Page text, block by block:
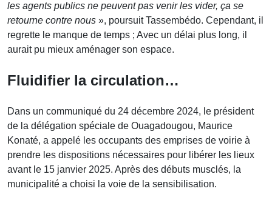
les agents publics ne peuvent pas venir les vider, ça se
retourne contre nous », poursuit Tassembédo. Cependant, il
regrette le manque de temps ; Avec un délai plus long, il
aurait pu mieux aménager son espace.
Fluidifier la circulation…
Dans un communiqué du 24 décembre 2024, le président
de la délégation spéciale de Ouagadougou, Maurice
Konaté, a appelé les occupants des emprises de voirie à
prendre les dispositions nécessaires pour libérer les lieux
avant le 15 janvier 2025. Après des débuts musclés, la
municipalité a choisi la voie de la sensibilisation.